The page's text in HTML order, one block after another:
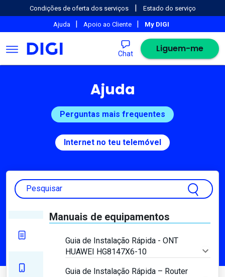
Condições de oferta dos serviços | Estado do serviço
Ajuda | Apoio ao Cliente | My DIGI
Chat Liguem-me
Ajuda
Perguntas mais frequentes
Internet no teu telemóvel
Pesquisar
Manuais de equipamentos
Guia de Instalação Rápida - ONT
HUAWEI HG8147X6-10
Guia de Instalação Rápida – Router